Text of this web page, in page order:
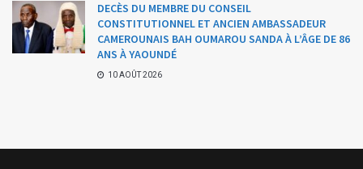
DECÈS DU MEMBRE DU CONSEIL
CONSTITUTIONNEL ET ANCIEN AMBASSADEUR
CAMEROUNAIS BAH OUMAROU SANDA À L’ÂGE DE 86
ANS À YAOUNDÉ
10 AOÛT 2026